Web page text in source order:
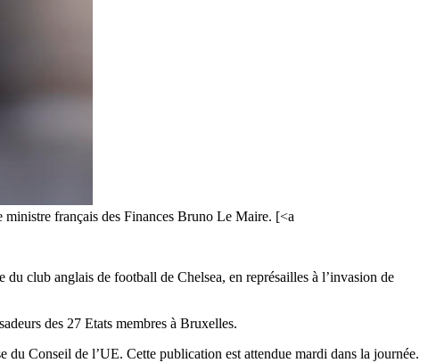
ministre français des Finances Bruno Le Maire. [<a
club anglais de football de Chelsea, en représailles à l’invasion de
des 27 Etats membres à Bruxelles.
du Conseil de l’UE. Cette publication est attendue mardi dans la journée.